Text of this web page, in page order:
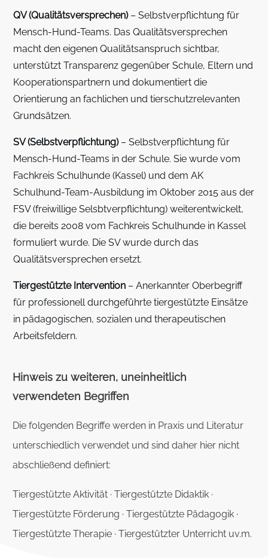
QV (Qualitätsversprechen)– Selbstverpflichtung für
Mensch-Hund-Teams. Das Qualitätsversprechen
macht den eigenen Qualitätsanspruch sichtbar,
unterstützt Transparenz gegenüber Schule, Eltern und
Kooperationspartnern und dokumentiert die
Orientierung an fachlichen und tierschutzrelevanten
Grundsätzen.
SV (Selbstverpflichtung)– Selbstverpflichtung für
Mensch-Hund-Teams in der Schule. Sie wurde vom
Fachkreis Schulhunde (Kassel) und dem AK
Schulhund-Team-Ausbildung im Oktober 2015 aus der
FSV (freiwillige Selsbtverpflichtung) weiterentwickelt,
die bereits 2008 vom Fachkreis Schulhunde in Kassel
formuliert wurde. Die SV wurde durch das
Qualitätsversprechen ersetzt.
Tiergestützte Intervention – Anerkannter Oberbegriff
für professionell durchgeführte tiergestützte Einsätze
in pädagogischen, sozialen und therapeutischen
Arbeitsfeldern.
Hinweis zu weiteren, uneinheitlich
verwendeten Begriffen
Die folgenden Begriffe werden in Praxis und Literatur
unterschiedlich verwendet und sind daher hier nicht
abschließend definiert:
Tiergestützte Aktivität · Tiergestützte Didaktik ·
Tiergestützte Förderung · Tiergestützte Pädagogik ·
Tiergestützte Therapie · Tiergestützter Unterricht uv.m.